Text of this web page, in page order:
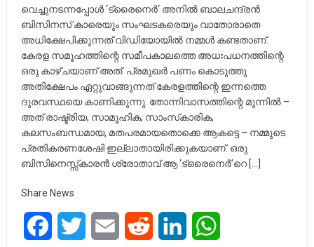
വെച്ചുനടന്നപ്പോൾ ‘ട്രൈനെർ‘ അനിൽ ബാലചന്ദ്രൻ
ബിസിനസ്‌ കാരെയും സംഘടകരെയും വാതോരാതെ
അധിക്ഷേപിക്കുന്നത് വിഡിയോയിൽ നമ്മൾ കണ്ടതാണ്.
കേരള സമൂഹത്തിന്റെ സമീപകാലത്തെ അധഃപധനത്തിന്റെ
ഒരു കാഴ്ചയാണ് അത്. പ്രമുഖർ പണം കൊടുത്തു
അതിക്ഷേപം ഏറ്റുവാങ്ങുന്നത് കേരളത്തിന്റെ ഇന്നത്തെ
ദുരവസ്ഥയെ കാണിക്കുന്നു. തോന്നിവാസത്തിന്റെ മുന്നിൽ –
അത് രാഷ്ട്രിയ, സാമൂഹിക, സാംസ്‌കാരിക,
കലസംബന്ധമായ, മതപരമായതൊക്കെ ആകട്ടെ – നമ്മുടെ
പ്രതികരണശേഷി ഇല്ലാതായിരിക്കുകയാണ്. ഒരു
ബിസിനെസ്സ്കാരൻ ശ്രോതാവ് ആ ‘ട്രൈനെർ’റെ […]
Share News
FacebookTwitter Email Reddit LinkedIn